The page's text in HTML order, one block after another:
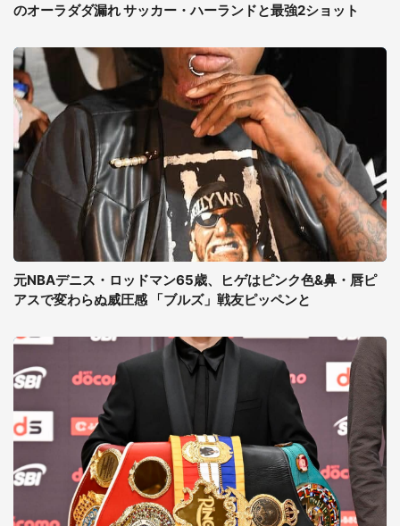
のオーラダダ漏れ サッカー・ハーランドと最強2ショット
元NBAデニス・ロッドマン65歳、ヒゲはピンク色&鼻・唇ピ
アスで変わらぬ威圧感 「ブルズ」戦友ピッペンと